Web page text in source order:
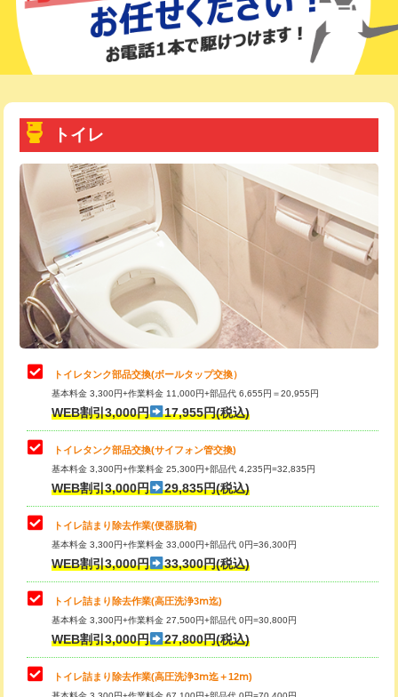
トイレ
トイレタンク部品交換(ボールタップ交換）
基本料金 3,300円+作業料金 11,000円+部品代 6,655円＝20,955円
WEB割引3,000円 17,955円(税込)
トイレタンク部品交換(サイフォン管交換)
基本料金 3,300円+作業料金 25,300円+部品代 4,235円=32,835円
WEB割引3,000円 29,835円(税込)
トイレ詰まり除去作業(便器脱着)
基本料金 3,300円+作業料金 33,000円+部品代 0円=36,300円
WEB割引3,000円 33,300円(税込)
トイレ詰まり除去作業(高圧洗浄3ⅿ迄)
基本料金 3,300円+作業料金 27,500円+部品代 0円=30,800円
WEB割引3,000円 27,800円(税込)
トイレ詰まり除去作業(高圧洗浄3ⅿ迄＋12ⅿ)